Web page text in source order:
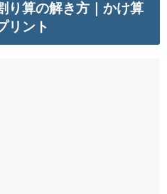
り算の解き方｜かけ算
リント